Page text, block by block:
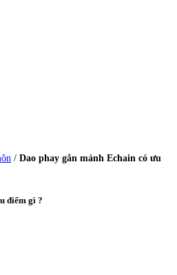
/ Dao phay gắn mảnh Echain có ưu
điểm gì ?